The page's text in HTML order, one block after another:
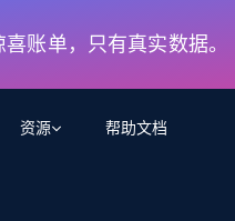
账单，只有真实数据。
资源 帮助文档